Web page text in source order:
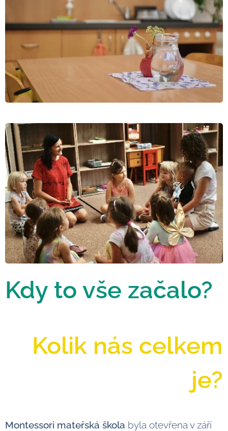
Kdy to vše začalo?
Kolik nás celkem
je?
Montessori mateřská škola byla otevřena v září